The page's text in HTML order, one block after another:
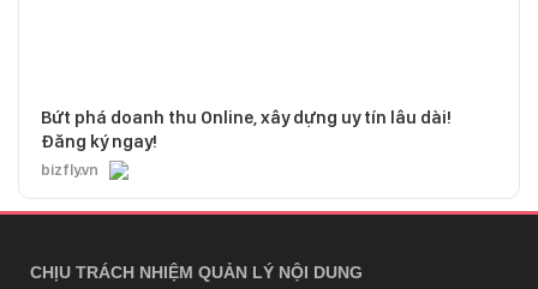
Bứt phá doanh thu Online, xây dựng uy tín lâu dài!
Đăng ký ngay!
bizfly.vn
CHỊU TRÁCH NHIỆM QUẢN LÝ NỘI DUNG